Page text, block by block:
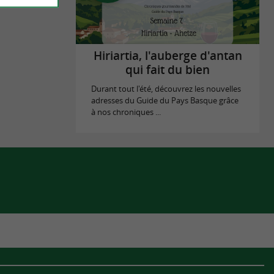
Hiriartia, l'auberge d'antan
qui fait du bien
Durant tout l'été, découvrez les nouvelles
adresses du Guide du Pays Basque grâce
à nos chroniques ...